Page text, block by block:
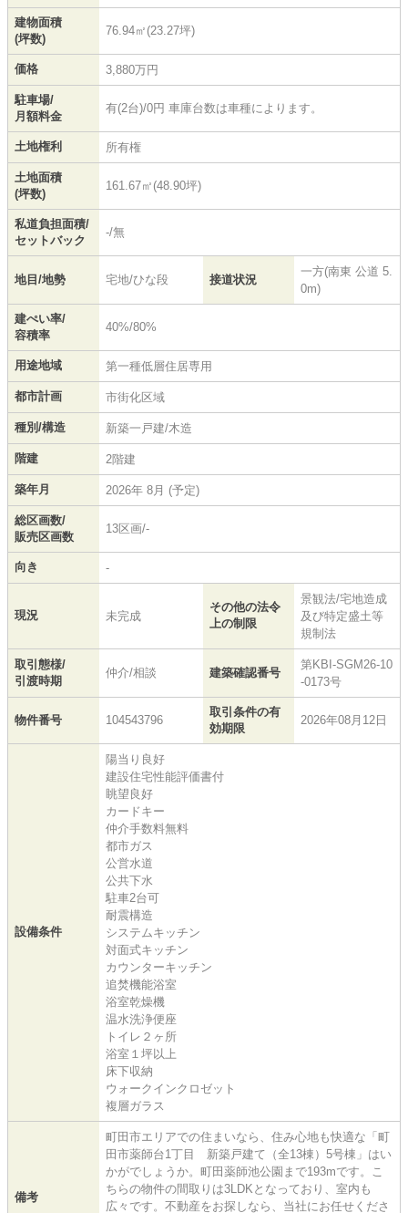
建物面積
(坪数)
76.94㎡(23.27坪)
価格 3,880万円
駐車場/
月額料金
有(2台)/0円 車庫台数は車種によります。
土地権利 所有権
土地面積
(坪数)
161.67㎡(48.90坪)
私道負担面積/
セットバック
-/無
地目/地勢 宅地/ひな段 接道状況
一方(南東 公道 5.
0m)
建ぺい率/
容積率
40%/80%
用途地域 第一種低層住居専用
都市計画 市街化区域
種別/構造 新築一戸建/木造
階建 2階建
築年月 2026年 8月 (予定)
総区画数/
販売区画数
13区画/-
向き -
現況 未完成
その他の法令
上の制限
景観法/宅地造成
及び特定盛土等
規制法
取引態様/
引渡時期
仲介/相談 建築確認番号
第KBI-SGM26-10
-0173号
物件番号 104543796
取引条件の有
効期限
2026年08月12日
設備条件
陽当り良好
建設住宅性能評価書付
眺望良好
カードキー
仲介手数料無料
都市ガス
公営水道
公共下水
駐車2台可
耐震構造
システムキッチン
対面式キッチン
カウンターキッチン
追焚機能浴室
浴室乾燥機
温水洗浄便座
トイレ２ヶ所
浴室１坪以上
床下収納
ウォークインクロゼット
複層ガラス
備考
町田市エリアでの住まいなら、住み心地も快適な「町
田市薬師台1丁目 新築戸建て（全13棟）5号棟」はい
かがでしょうか。町田薬師池公園まで193mです。こ
ちらの物件の間取りは3LDKとなっており、室内も
広々です。不動産をお探しなら、当社にお任せくださ